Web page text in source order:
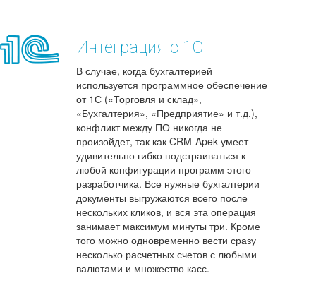
Интеграция с 1С
В случае, когда бухгалтерией
используется программное обеспечение
от 1С («Торговля и склад»,
«Бухгалтерия», «Предприятие» и т.д.),
конфликт между ПО никогда не
произойдет, так как CRM-Apek умеет
удивительно гибко подстраиваться к
любой конфигурации программ этого
разработчика. Все нужные бухгалтерии
документы выгружаются всего после
нескольких кликов, и вся эта операция
занимает максимум минуты три. Кроме
того можно одновременно вести сразу
несколько расчетных счетов с любыми
валютами и множество касс.